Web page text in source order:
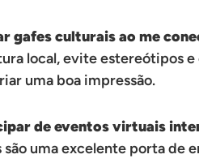
gafes culturais ao me
local, evite estereótipos
uma boa impressão.
de eventos virtuais
uma excelente porta de